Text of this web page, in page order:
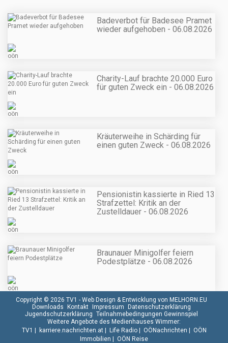
Badeverbot für Badesee Pramet
wieder aufgehoben - 06.08.2026
Charity-Lauf brachte 20.000 Euro
für guten Zweck ein - 06.08.2026
Kräuterweihe in Schärding für
einen guten Zweck - 06.08.2026
Pensionistin kassierte in Ried 13
Strafzettel: Kritik an der
Zustelldauer - 06.08.2026
Braunauer Minigolfer feiern
Podestplätze - 06.08.2026
Copyright © 2026 TV1 - Web Design & Entwicklung von MELHORN.EU
Downloads Kontakt Impressum Datenschutzerklärung
Jugendschutzerklärung Teilnahmebedingungen Gewinnspiel
Weitere Angebote des Medienhauses Wimmer:
TV1 | karriere.nachrichten.at| Life Radio| OÖNachrichten | OÖN
Immobilien | OÖN Reise